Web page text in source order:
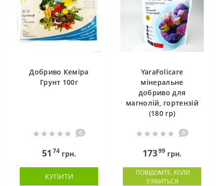
Добриво Кеміра
Грунт 100г
0
51 74 грн.
КУПИТИ
YaraFolicare
мінеральне
добриво для
магнолій, гортензій
(180 гр)
0
17399 грн.
ПОВІДОМТЕ, КОЛИ
З'ЯВИТЬСЯ